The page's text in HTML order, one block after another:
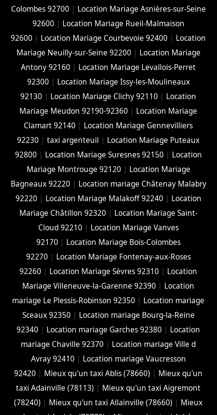
Colombes 92700 | Location Mariage Asnières-sur-Seine
92600 | Location Mariage Rueil-Malmaison
92600 | Location Mariage Courbevoie 92400 | Location
Mariage Neuilly-sur-Seine 92200 | Location Mariage
Antony 92160 | Location Mariage Levallois-Perret
92300 | Location Mariage Issy-les-Moulineaux
92130 | Location Mariage Clichy 92110 | Location
Mariage Meudon 92190-92360 | Location Mariage
Clamart 92140 | Location Mariage Gennevilliers
92230 |taxi argenteuil | Location Mariage Puteaux
92800 | Location Mariage Suresnes 92150 | Location
Mariage Montrouge 92120 | Location Mariage
Bagneaux 92220 | Location mariage Châtenay Malabry
92220 | Location Mariage Malakoff 92240 | Location
Mariage Châtillon 92320 | Location Mariage Saint-
Cloud 92210 | Location Mariage Vanves
92170 | Location Mariage Bois-Colombes
92270 | Location Mariage Fontenay-aux-Roses
92260 | Location Mariage Sèvres 92310 | Location
Mariage Villeneuve-la-Garenne 92390 | Location
mariage Le Plessis-Robinson 92350 | Location mariage
Sceaux 92350 | Location mariage Bourg-la-Reine
92340 | Location mariage Garches 92380 | Location
mariage Chaville 92370 | Location mariage Ville d
Avray 92410 | Location mariage Vaucresson
92420 | Mieux qu'un taxi Ablis (78660) | Mieux qu'un
taxi Adainville (78113) | Mieux qu'un taxi Aigremont
(78240) | Mieux qu'un taxi Allainville (78660) | Mieux